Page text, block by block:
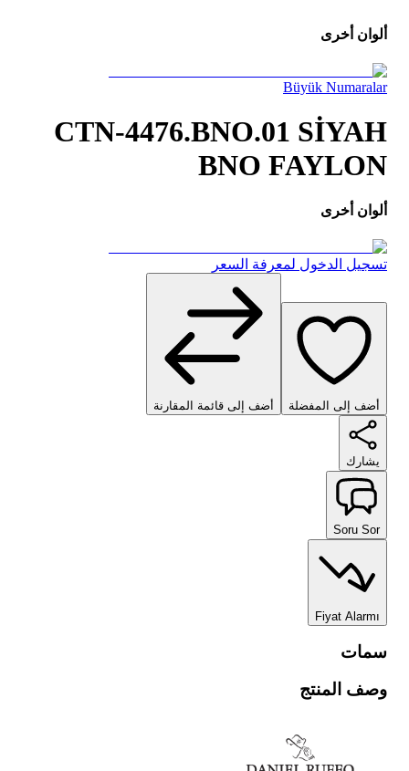
ألوان أخرى
Büyük Numaralar
CTN-4476.BNO.01 SİYAH
BNO FAYLON
ألوان أخرى
تسجيل الدخول لمعرفة السعر
أضف إلى المفضلة أضف إلى قائمة المقارنة
يشارك
Soru Sor
Fiyat Alarmı
سمات
وصف المنتج